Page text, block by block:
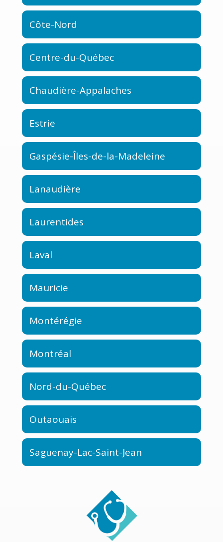
Côte-Nord
Centre-du-Québec
Chaudière-Appalaches
Estrie
Gaspésie-Îles-de-la-Madeleine
Lanaudière
Laurentides
Laval
Mauricie
Montérégie
Montréal
Nord-du-Québec
Outaouais
Saguenay-Lac-Saint-Jean